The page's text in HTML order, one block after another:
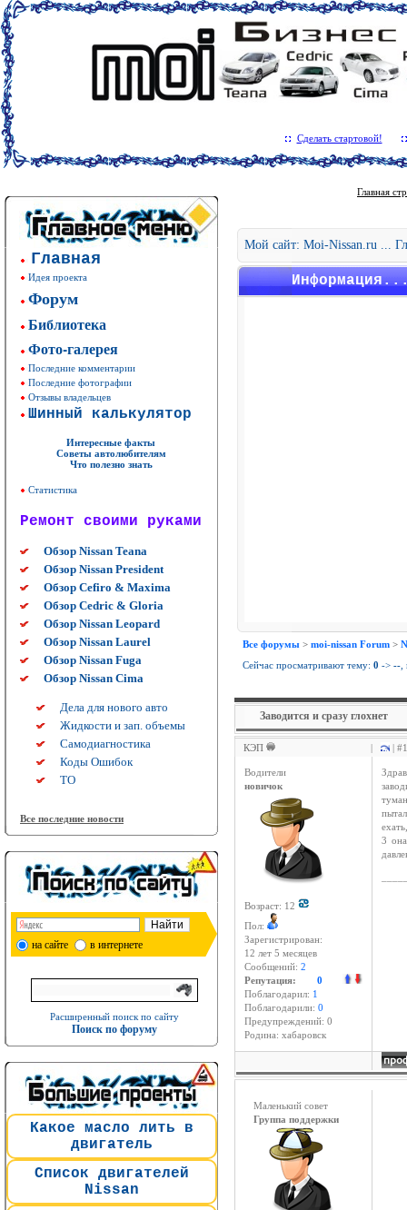
Сделать стартовой!
Главная
Идея проекта
Форум
Библиотека
Фото-галерея
Последние комментарии
Последние фотографии
Отзывы владельцев
Шинный калькулятор
Интересные факты
Советы автолюбителям
Что полезно знать
Статистика
Ремонт своими руками
Обзор Nissan Teana
Обзор Nissan President
Обзор Cefiro & Maxima
Обзор Cedric & Gloria
Обзор Nissan Leopard
Обзор Nissan Laurel
Обзор Nissan Fuga
Обзор Nissan Cima
Дела для нового авто
Жидкости и зап. объемы
Самодиагностика
Коды Ошибок
ТО
Все последние новости
на сайте в интернете
Расширенный поиск по сайту
Поиск по форуму
Какое масло лить в
двигатель
Список двигателей
Nissan
Главная
Мой сайт: Moi-Nissan.ru ...
Все форумы > moi-nissan Forum >
Сейчас просматривают тему: 0 -> --
Заводится и сразу глохнет
КЭП | |
Водители
новичок
Возраст: 12
Пол:
Зарегистрирован:
12 лет 5 месяцев
Сообщений: 2
Репутация: 0
Поблагодарил: 1
Поблагодарили: 0
Предупреждений: 0
Родина: хабаровск
3 она
Маленький совет
Группа поддержки